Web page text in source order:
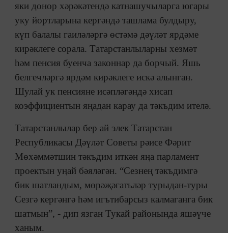
яки донор хәрәкәтендә катнашучыларга югары
уку йортларына кергәндә ташлама булдыру,
күп балалы гаиләләргә өстәмә дәүләт ярдәме
кирәклеге сорала. Татарстанлыларны хезмәт
һәм пенсия буенча законнар да борчый. Яшь
белгечләргә ярдәм кирәклеге искә алынган.
Шулай ук пенсияне исәпләгәндә хисап
коэффициентын яңадан карау да тәкъдим ителә.
Татарстанлылар бер ай элек Татарстан
Республикасы Дәүләт Советы рәисе Фәрит
Мөхәммәтшин тәкъдим иткән яңа парламент
проектын уңай бәяләгән. “Сезнең тәкъдимгә
бик шатландым, мөрәҗәгатьләр турыдан-туры
Сезгә кергәнгә һәм игътибарсыз калмаганга бик
шатмын”, - дип язган Тукай районында яшәүче
ханым.